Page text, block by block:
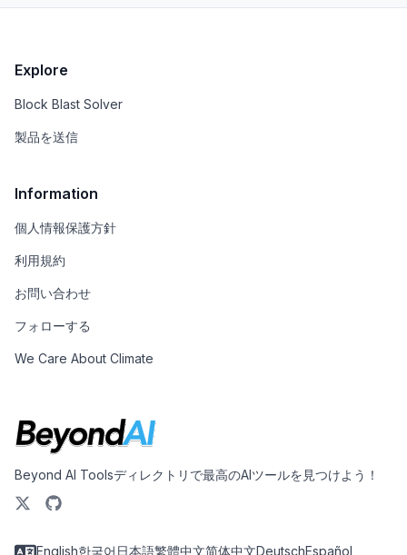
Explore
Block Blast Solver
製品を送信
Information
個人情報保護方針
利用規約
お問い合わせ
フォローする
We Care About Climate
Beyond AI Toolsディレクトリで最高のAIツールを見つけよう！
English한국어 日本語繁體中文简体中文DeutschEspañol